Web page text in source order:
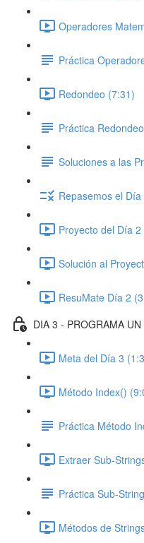
Operadores
Práctica
Redondeo (7:31)
Práctica Redondeo
Soluciones a las
Repasemos el Día
Proyecto del Día
Solución al
ResuMate Día 2
DIA 3 - PROGRAMA
Meta del Día 3
Método Index()
Práctica Método
Extraer Sub-
Práctica Sub-
Métodos de